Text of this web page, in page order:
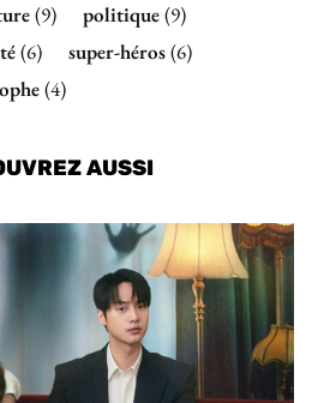
(9) politique(9)
(6) super-héros(6)
(4)
AUSSI